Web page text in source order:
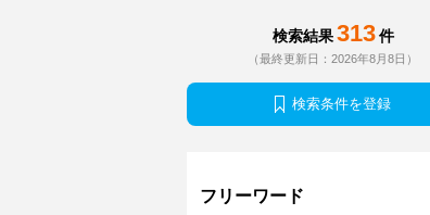
検索結果 313 件
（最終更新日：2026年8月8日）
検索条件を登録
フリーワード